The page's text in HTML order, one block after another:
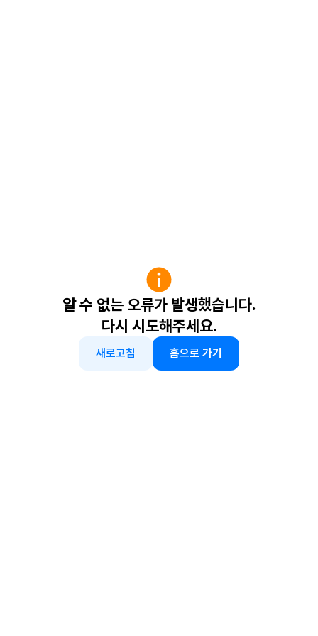
알 수 없는 오류가 발생했습니다.
다시 시도해주세요.
새로고침 홈으로 가기